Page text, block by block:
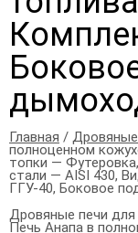
Главная /
полноценном
топки —
стали — AISI 430,
ГГУ-40, Боковое
Дровяные печи для
Печь Анапа в